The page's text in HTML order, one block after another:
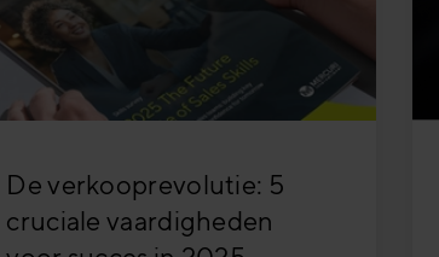
De verkooprevolutie: 5
cruciale vaardigheden